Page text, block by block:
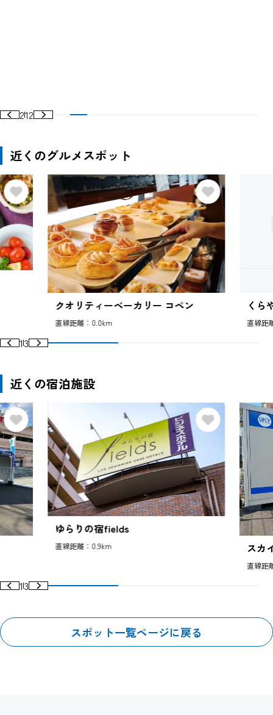
212
近くのグルメスポット
クオリティーベーカリー コペン
直線距離：0.0km
くら
直線距
13
近くの宿泊施設
ゆらりの宿fields
直線距離：0.9km スカ
直線距
13
スポット一覧ページに戻る